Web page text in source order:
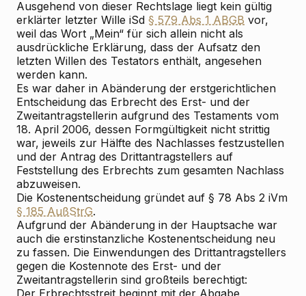
Ausgehend von dieser Rechtslage liegt kein gültig
erklärter letzter Wille iSd § 579 Abs 1 ABGB vor,
weil das Wort „Mein“ für sich allein nicht als
ausdrückliche Erklärung, dass der Aufsatz den
letzten Willen des Testators enthält, angesehen
werden kann.
Es war daher in Abänderung der erstgerichtlichen
Entscheidung das Erbrecht des Erst- und der
Zweitantragstellerin aufgrund des Testaments vom
18. April 2006, dessen Formgültigkeit nicht strittig
war, jeweils zur Hälfte des Nachlasses festzustellen
und der Antrag des Drittantragstellers auf
Feststellung des Erbrechts zum gesamten Nachlass
abzuweisen.
Die Kostenentscheidung gründet auf § 78 Abs 2 iVm
§ 185 AußStrG.
Aufgrund der Abänderung in der Hauptsache war
auch die erstinstanzliche Kostenentscheidung neu
zu fassen. Die Einwendungen des Drittantragstellers
gegen die Kostennote des Erst- und der
Zweitantragstellerin sind großteils berechtigt:
Der Erbrechtsstreit beginnt mit der Abgabe